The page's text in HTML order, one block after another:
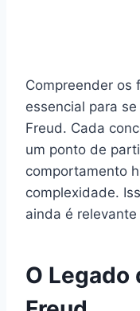
Compreender os
essencial para
Freud. Cada
um ponto de
comportamento
complexidade.
ainda é
O Legado